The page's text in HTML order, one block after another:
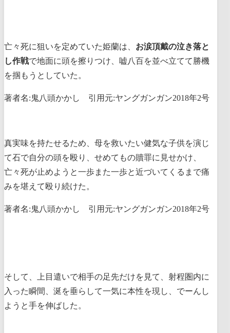
亡々死に狙いを定めていた姫蘭は、 お涙頂戴の泣き落と
し作戦で地面に頭を擦りつけ、嘘八百を並べ立てて勝機
を掴もうとしていた。
著者名:鬼八頭かかし 引用元:ヤングガンガン2018年2号
真実味を持たせるため、母を救いたい健気な子供を演じ
て石で自分の頭を殴り、せめてもの贖罪に見せかけ、
亡々死が止めようと一歩また一歩と近づいてくるまで痛
みを堪えて殴り続けた。
著者名:鬼八頭かかし 引用元:ヤングガンガン2018年2号
そして、上目遣いで相手の足先だけを見て、射程圏内に
入った瞬間、涎を垂らして一気に本性を現し、でーんし
ようと手を伸ばした。